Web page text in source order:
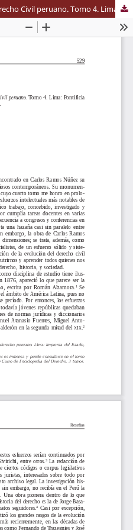
RAMOS, Carlos. Historia del Derecho Civil peruano. Tomo 4. Lima: Pontificia Universidad Católica del Perú, 2003.